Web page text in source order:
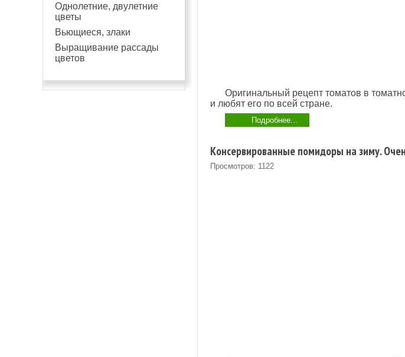
Однолетние, двулетние
цветы
Вьющиеся, злаки
Выращивание рассады
цветов
Оригинальный рецепт томатов в
и любят его по всей стране.
Подробнее...
Консервированные помидоры на зиму.
Просмотров: 1122